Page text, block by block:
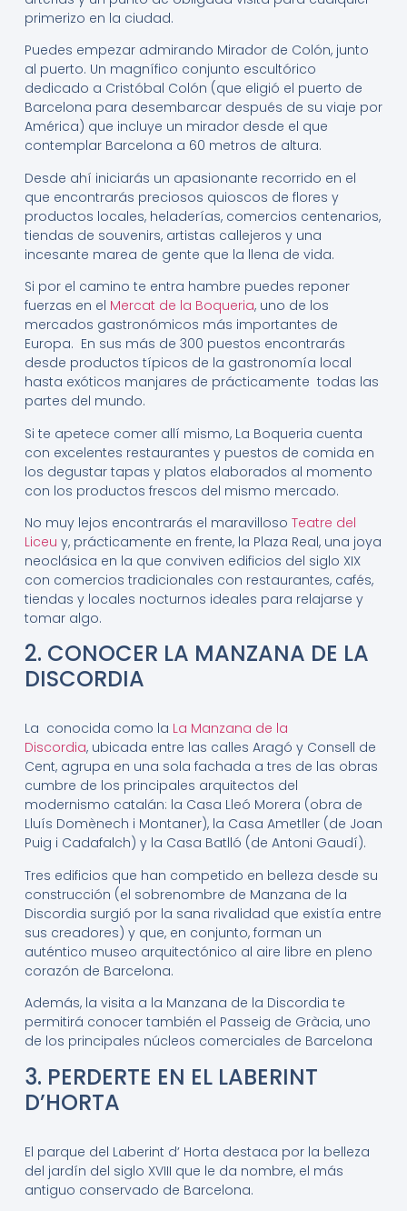
primerizo en la ciudad.
Puedes empezar admirando Mirador de Colón, junto
al puerto. Un magnífico conjunto escultórico
dedicado a Cristóbal Colón (que eligió el puerto de
Barcelona para desembarcar después de su viaje por
América) que incluye un mirador desde el que
contemplar Barcelona a 60 metros de altura.
Desde ahí iniciarás un apasionante recorrido en el
que encontrarás preciosos quioscos de flores y
productos locales, heladerías, comercios centenarios,
tiendas de souvenirs, artistas callejeros y una
incesante marea de gente que la llena de vida.
Si por el camino te entra hambre puedes reponer
fuerzas en el Mercat de la Boqueria, uno de los
mercados gastronómicos más importantes de
Europa. En sus más de 300 puestos encontrarás
desde productos típicos de la gastronomía local
hasta exóticos manjares de prácticamente todas las
partes del mundo.
Si te apetece comer allí mismo, La Boqueria cuenta
con excelentes restaurantes y puestos de comida en
los degustar tapas y platos elaborados al momento
con los productos frescos del mismo mercado.
No muy lejos encontrarás el maravilloso Teatre del
Liceu y, prácticamente en frente, la Plaza Real, una joya
neoclásica en la que conviven edificios del siglo XIX
con comercios tradicionales con restaurantes, cafés,
tiendas y locales nocturnos ideales para relajarse y
tomar algo.
2. CONOCER LA MANZANA DE LA
DISCORDIA
La conocida como la La Manzana de la
Discordia, ubicada entre las calles Aragó y Consell de
Cent, agrupa en una sola fachada a tres de las obras
cumbre de los principales arquitectos del
modernismo catalán: la Casa Lleó Morera (obra de
Lluís Domènech i Montaner), la Casa Ametller (de Joan
Puig i Cadafalch) y la Casa Batlló (de Antoni Gaudí).
Tres edificios que han competido en belleza desde su
construcción (el sobrenombre de Manzana de la
Discordia surgió por la sana rivalidad que existía entre
sus creadores) y que, en conjunto, forman un
auténtico museo arquitectónico al aire libre en pleno
corazón de Barcelona.
Además, la visita a la Manzana de la Discordia te
permitirá conocer también el Passeig de Gràcia, uno
de los principales núcleos comerciales de Barcelona
3. PERDERTE EN EL LABERINT
D’HORTA
El parque del Laberint d’ Horta destaca por la belleza
del jardín del siglo XVIII que le da nombre, el más
antiguo conservado de Barcelona.